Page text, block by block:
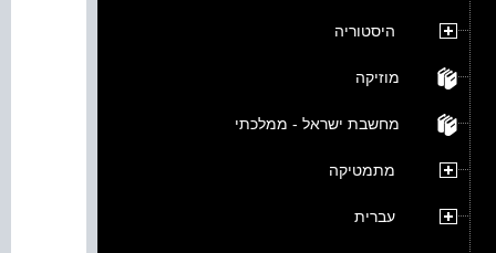
היסטוריה
מוזיקה
מחשבת ישראל - ממלכתי
מתמטיקה
עברית